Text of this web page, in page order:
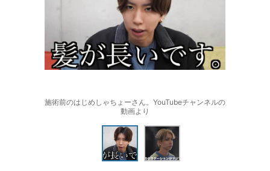
施術前のはじめしゃちょーさん。YouTubeチャンネルの
動画より